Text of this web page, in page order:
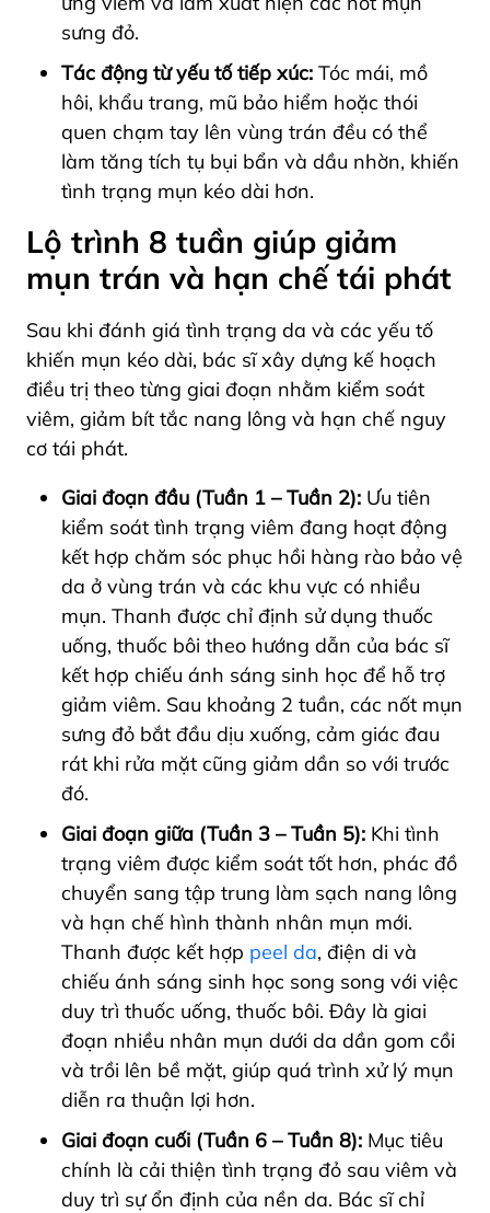
sưng đỏ.
Tác động từ yếu tố tiếp xúc: Tóc mái, mồ
hôi, khẩu trang, mũ bảo hiểm hoặc thói
quen chạm tay lên vùng trán đều có thể
làm tăng tích tụ bụi bẩn và dầu nhờn, khiến
tình trạng mụn kéo dài hơn.
Lộ trình 8 tuần giúp giảm
mụn trán và hạn chế tái phát
Sau khi đánh giá tình trạng da và các yếu tố
khiến mụn kéo dài, bác sĩ xây dựng kế hoạch
điều trị theo từng giai đoạn nhằm kiểm soát
viêm, giảm bít tắc nang lông và hạn chế nguy
cơ tái phát.
Giai đoạn đầu (Tuần 1 – Tuần 2): Ưu tiên
kiểm soát tình trạng viêm đang hoạt động
kết hợp chăm sóc phục hồi hàng rào bảo vệ
da ở vùng trán và các khu vực có nhiều
mụn. Thanh được chỉ định sử dụng thuốc
uống, thuốc bôi theo hướng dẫn của bác sĩ
kết hợp chiếu ánh sáng sinh học để hỗ trợ
giảm viêm. Sau khoảng 2 tuần, các nốt mụn
sưng đỏ bắt đầu dịu xuống, cảm giác đau
rát khi rửa mặt cũng giảm dần so với trước
đó.
Giai đoạn giữa (Tuần 3 – Tuần 5): Khi tình
trạng viêm được kiểm soát tốt hơn, phác đồ
chuyển sang tập trung làm sạch nang lông
và hạn chế hình thành nhân mụn mới.
Thanh được kết hợp peel da, điện di và
chiếu ánh sáng sinh học song song với việc
duy trì thuốc uống, thuốc bôi. Đây là giai
đoạn nhiều nhân mụn dưới da dần gom cồi
và trồi lên bề mặt, giúp quá trình xử lý mụn
diễn ra thuận lợi hơn.
Giai đoạn cuối (Tuần 6 – Tuần 8): Mục tiêu
chính là cải thiện tình trạng đỏ sau viêm và
duy trì sự ổn định của nền da. Bác sĩ chỉ